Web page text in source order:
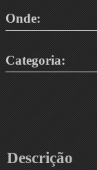
Onde:
Categoria:
Descrição